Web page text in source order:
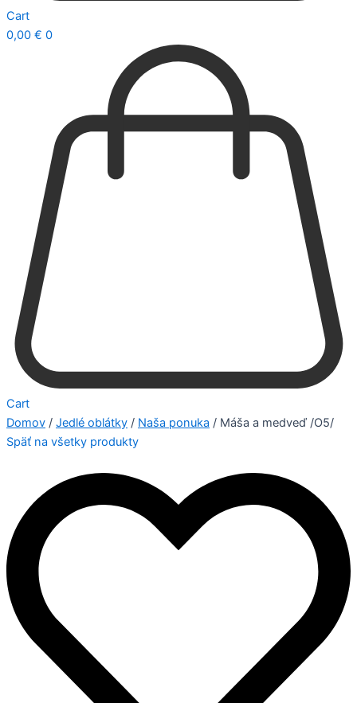
Cart
0,00 € 0
Cart
Domov / Jedlé oblátky / Naša ponuka / Máša a medveď /O5/
Späť na všetky produkty